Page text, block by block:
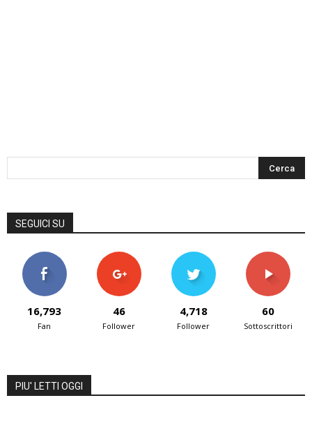
SEGUICI SU
16,793
Fan
46
Follower
4,718
Follower
60
Sottoscrittori
PIU' LETTI OGGI